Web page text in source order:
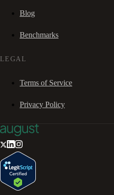
Blog
Benchmarks
LEGAL
Terms of Service
Privacy Policy